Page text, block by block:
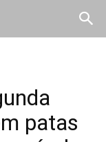
patas